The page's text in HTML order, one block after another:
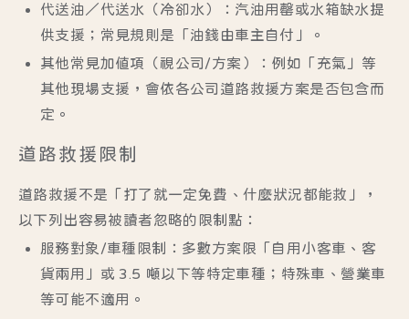
代送油／代送水（冷卻水）
：汽油用罄或水箱缺水提
供支援；常見規則是「 油錢由車主自付 」。
其他常見加值項（視公司/方案）
：例如「充氣」等
其他現場支援，會依各公司道路救援方案是否包含而
定。
道路救援限制
道路救援不是「打了就一定免費、什麼狀況都能救」，
以下列出容易被讀者忽略的限制點：
服務對象/車種限制
：多數方案限「自用小客車、客
貨兩用」或 3.5 噸以下等特定車種；特殊車、營業車
等可能不適用。